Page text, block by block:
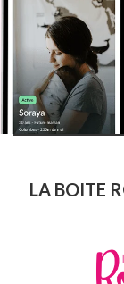
LA BOITE